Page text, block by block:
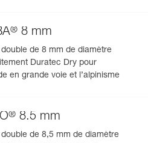
® 8 mm
de 8 mm de diamètre
Duratec Dry pour
en grande voie et l’alpinisme
® 8.5 mm
de 8,5 mm de diamètre